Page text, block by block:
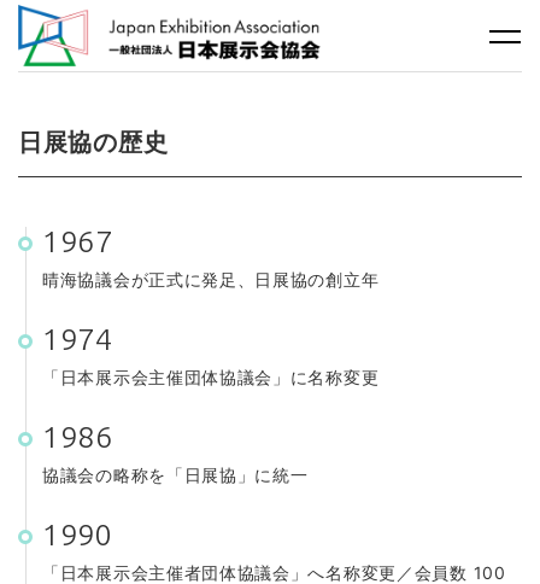
日展協の歴史
1967
晴海協議会が正式に発足、日展協の創立年
1974
「日本展示会主催団体協議会」に名称変更
1986
協議会の略称を「日展協」に統一
1990
「日本展示会主催者団体協議会」へ名称変更／会員数 100